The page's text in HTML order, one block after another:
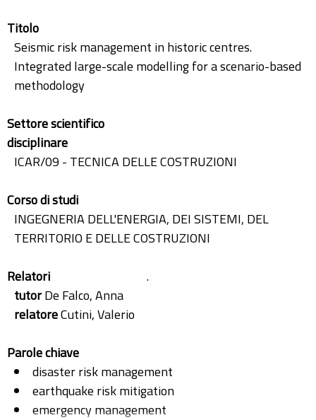
Titolo
Seismic risk management in historic centres.
Integrated large-scale modelling for a scenario-based
methodology
Settore scientifico
disciplinare
ICAR/09 - TECNICA DELLE COSTRUZIONI
Corso di studi
INGEGNERIA DELL'ENERGIA, DEI SISTEMI, DEL
TERRITORIO E DELLE COSTRUZIONI
Relatori
.
tutorDe Falco, Anna
relatoreCutini, Valerio
Parole chiave
disaster risk management
earthquake risk mitigation
emergency management